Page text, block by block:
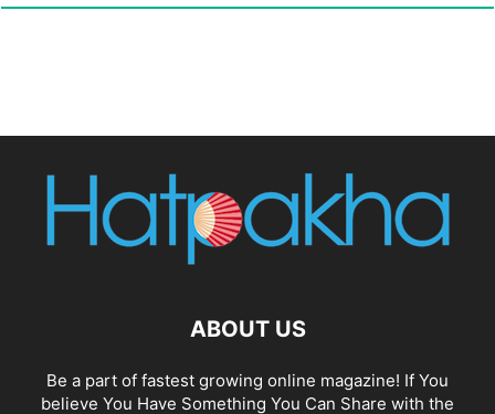
ABOUT US
Be a part of fastest growing online magazine! If You
believe You Have Something You Can Share with the